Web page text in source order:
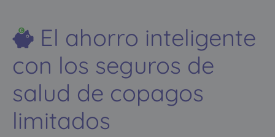
El ahorro inteligente
con los seguros de
salud de copagos
limitados